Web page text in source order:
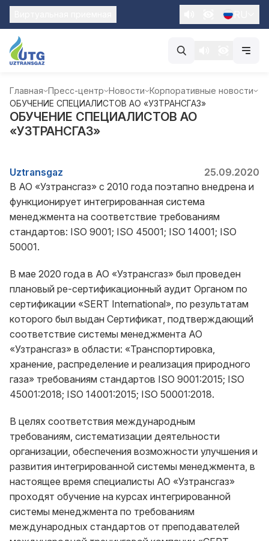
Главная Пресс-центр Новости Корпоративные новости
ОБУЧЕНИЕ СПЕЦИАЛИСТОВ АО «УЗТРАНСГАЗ»
ОБУЧЕНИЕ СПЕЦИАЛИСТОВ АО
«УЗТРАНСГАЗ»
Uztransgaz
25.09.2020
В АО «Узтрансгаз» с 2010 года поэтапно внедрена и
функционирует интегрированная система
менеджмента на соответствие требованиям
стандартов: ISO 9001; ISO 45001; ISO 14001; ISO
50001.
В мае 2020 года в АО «Узтрансгаз» был проведен
плановый ре-сертификационный аудит Органом по
сертификации «SERT International», по результатам
которого был выдан Сертификат, подтверждающий
соответствие системы менеджмента АО
«Узтрансгаз» в области: «Транспортировка,
хранение, распределение и реализация природного
газа» требованиям стандартов ISO 9001:2015; ISO
45001:2018; ISO 14001:2015; ISO 50001:2018.
В целях соответствия международным
требованиям, систематизации деятельности
организации, обеспечения возможности улучшения и
развития интегрированной системы менеджмента, в
настоящее время специалисты АО «Узтрансгаз»
проходят обучение на курсах интегрированной
системы менеджмента по требованиям
международных стандартов от преподавателей